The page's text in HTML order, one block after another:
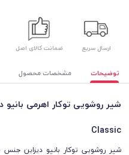
ارسال سریع ضمانت کالای اصل
توضیحات مشخصات محصول
Classic